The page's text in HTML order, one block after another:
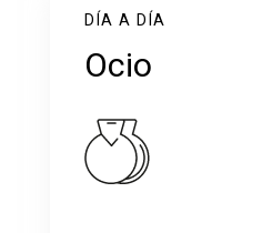
DÍA A DÍA
Ocio